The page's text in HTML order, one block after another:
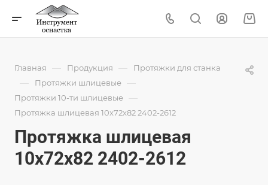
Главная — Продукция — Протяжки для станка
— Протяжки шлицевые —
Протяжки 10-ти шлицевые —
Протяжка шлицевая 10x72x82 2402-2612
Протяжка шлицевая
10x72x82 2402-2612